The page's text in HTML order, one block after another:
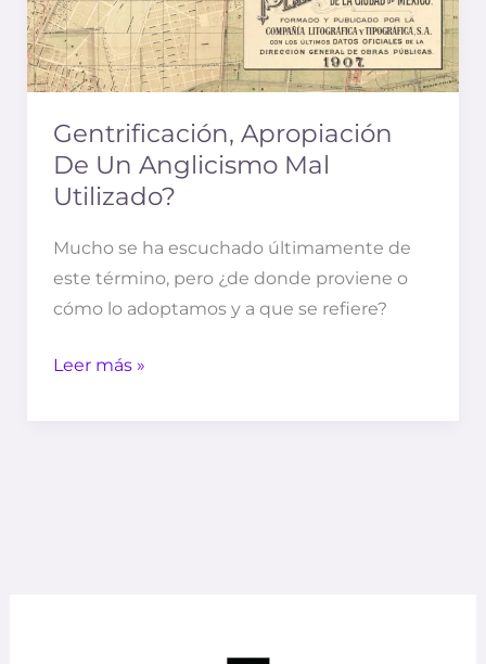
Gentrificación, Apropiación
De Un Anglicismo Mal
Utilizado?
Mucho se ha escuchado últimamente de
este término, pero ¿de donde proviene o
cómo lo adoptamos y a que se refiere?
Leer más »